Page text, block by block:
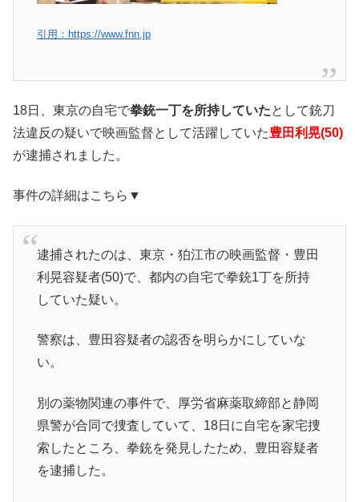
引用：https://www.fnn.jp
18日、東京の自宅で拳銃一丁を所持していたとして銃刀
法違反の疑いで映画監督として活躍していた豊田利晃(50)
が逮捕されました。
事件の詳細はこちら▼
逮捕されたのは、東京・狛江市の映画監督・豊田
利晃容疑者(50)で、都内の自宅で拳銃1丁を所持
していた疑い。
警察は、豊田容疑者の認否を明らかにしていな
い。
別の薬物関連の事件で、 厚労省麻薬取締部と静岡
県警が合同で捜査していて、18日に自宅を家宅捜
索したところ、拳銃を発見したため、豊田容疑者
を逮捕した。